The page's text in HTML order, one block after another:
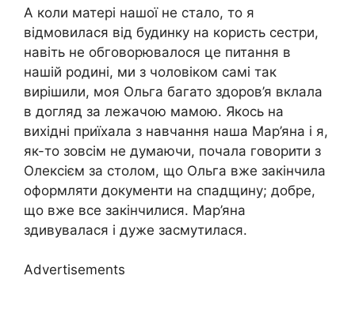
А коли матері нашої не стало, то я
відмовилася від будинку на користь сестри,
навіть не обговорювалося це питання в
нашій родині, ми з чоловіком самі так
вирішили, моя Ольга багато здоров’я вклала
в догляд за лежачою мамою. Якось на
вихідні приїхала з навчання наша Мар’яна і я,
як-то зовсім не думаючи, почала говорити з
Олексієм за столом, що Ольга вже закінчила
оформляти документи на спадщину; добре,
що вже все закінчилися. Мар’яна
здивувалася і дуже засмутилася.
Advertisements